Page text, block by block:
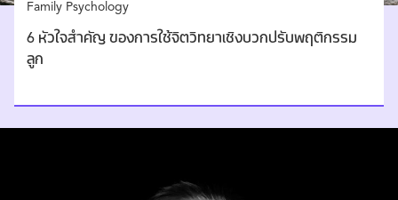
Family Psychology
6 หัวใจสำคัญ ของการใช้จิตวิทยาเชิงบวกปรับพฤติกรรม
ลูก